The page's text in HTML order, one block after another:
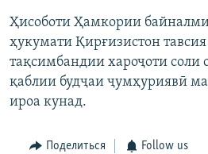
Ҳисоботи Ҳамкории
ҳукумати Қирғизистон
тақсимбандии хароҷоти соли
қаблии будҷаи ҷумҳуриявӣ
ироа кунад.
Поделиться Follow us